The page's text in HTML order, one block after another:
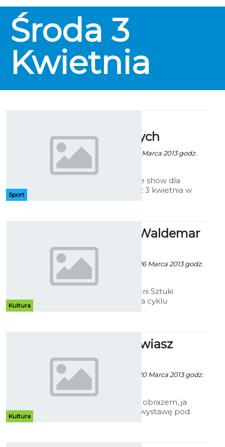
Środa 3
Kwietnia
Sport
najmłodszych
Artur Rutkowski - 21 Marca 2013 godz.
Kolejne sportowe show dla
najmłodszych, już 3 kwietnia w
Kultura
ShortArt - Waldemar
Marszałek
Patrycja Koźlarek - 26 Marca 2013 godz.
W Bałtyckiej Galerii Sztuki
pierwsza wystawa cyklu
Kultura
Ty przemawiasz
obrazem...
Patrycja Kożlarek - 20 Marca 2013 godz.
„Ty przemawiasz obrazem, ja
maluję słowem” wystawę pod